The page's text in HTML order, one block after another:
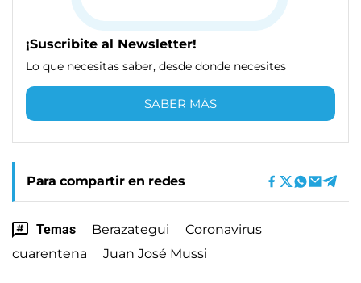
¡Suscribite al Newsletter!
Lo que necesitas saber, desde donde necesites
SABER MÁS
Para compartir en redes
Temas Berazategui
Coronavirus
cuarentena
Juan José Mussi